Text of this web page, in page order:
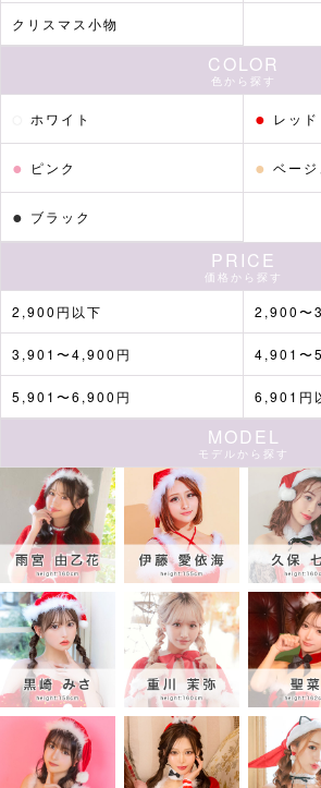
クリスマス小物
COLOR
色から探す
ホワイト ● レッド
● ピンク ● ベージ
● ブラック
PRICE
価格から探す
2,900円以下 2,900〜
3,901〜4,900円 4,901〜
5,901〜6,900円 6,901円
MODEL
モデルから探す